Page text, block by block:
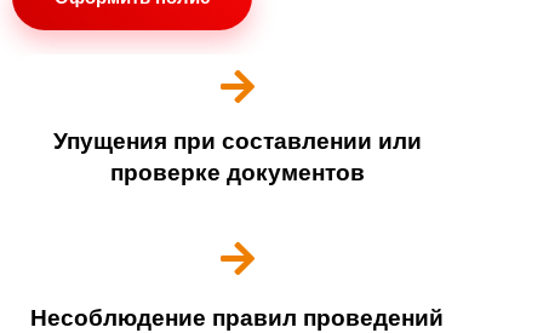
Упущения при составлении или
проверке документов
Несоблюдение правил проведений